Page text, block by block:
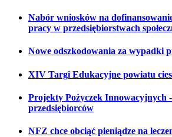
Nabór wniosków na
pracy w przedsiębiorstwach
Nowe odszkodowania za wypadki
XIV Targi Edukacyjne powiatu
Projekty Pożyczek Innowacyjnych
przedsiębiorców
NFZ chce obciąć pieniądze na